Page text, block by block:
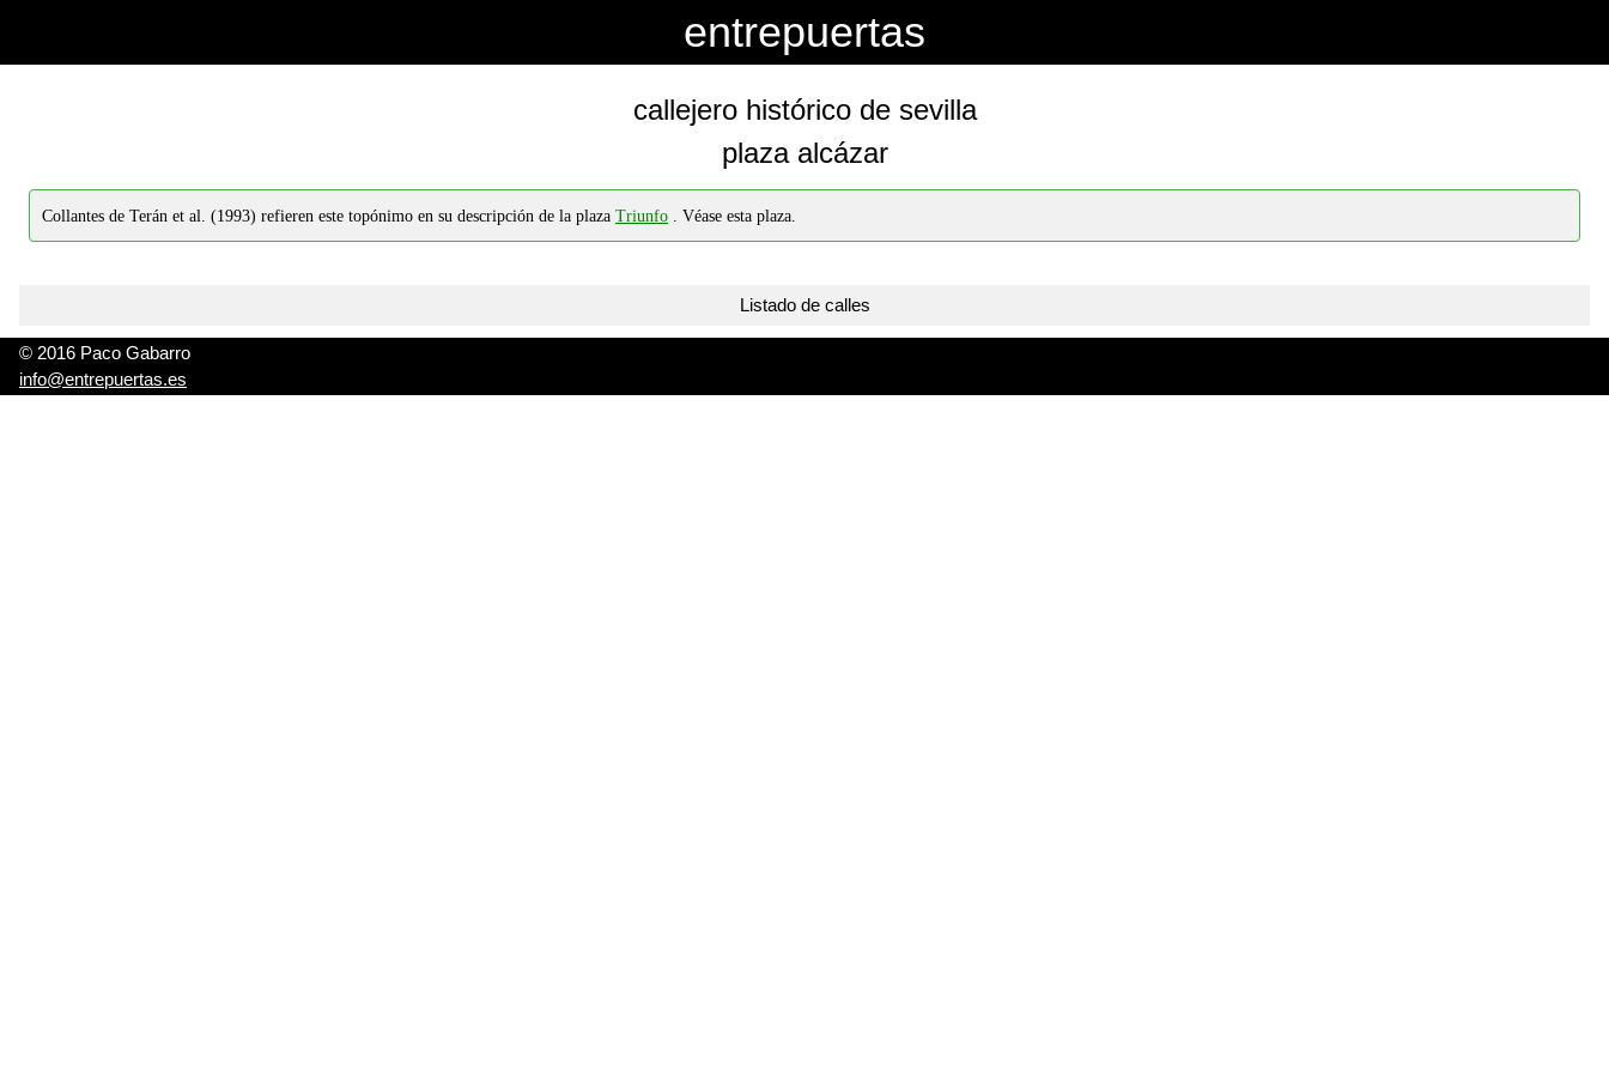
entrepuertas
callejero histórico de sevilla
plaza alcázar
Collantes de Terán et al. (1993) refieren este topónimo en su descripción de la plaza Triunfo . Véase esta plaza.
Listado de calles
© 2016 Paco Gabarro
info@entrepuertas.es